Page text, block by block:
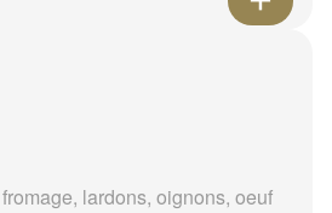
lardons, oignons, oeuf